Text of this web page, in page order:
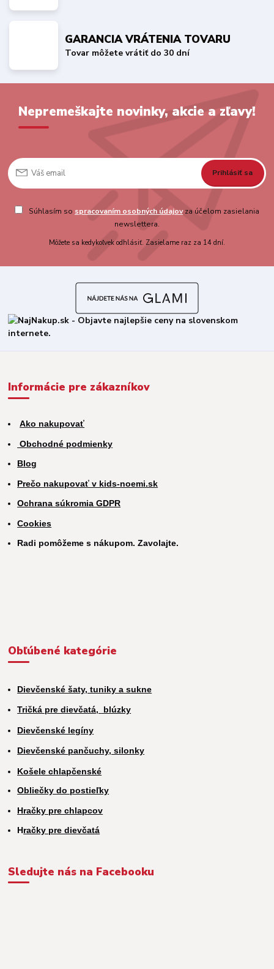
GARANCIA VRÁTENIA TOVARU
Tovar môžete vrátiť do 30 dní
Nepremeškajte novinky, akcie a zľavy!
Prihlásiť sa
Súhlasím so spracovaním osobných údajovza účelom zasielania
newslettera.
Môžete sa kedykoľvek odhlásiť. Zasielame raz za 14 dní.
Informácie pre zákazníkov
Ako nakupovať
Obchodné podmienky
Blog
Prečo nakupovať v kids-noemi.sk
Ochrana súkromia GDPR
Cookies
Radi pomôžeme s nákupom. Zavolajte.
Obľúbené kategórie
Dievčenské šaty, tuniky a sukne
Tričká pre dievčatá, blúzky
Dievčenské legíny
Dievčenské pančuchy, silonky
Košele chlapčenské
Obliečky do postieľky
Hračky pre chlapcov
Hračky pre dievčatá
Sledujte nás na Facebooku